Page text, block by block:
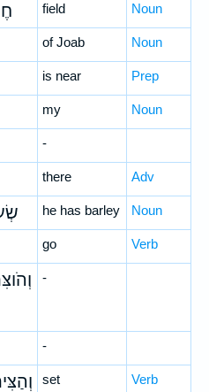
field Noun
of Joab Noun
is near Prep
my Noun
-
there Adv
he has barley Noun
go Verb
-
-
set Verb